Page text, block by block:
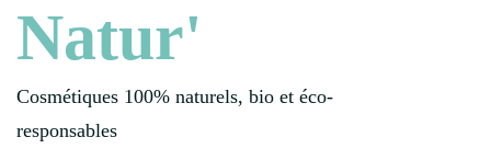
Natur'
Cosmétiques 100% naturels, bio et éco-
responsables